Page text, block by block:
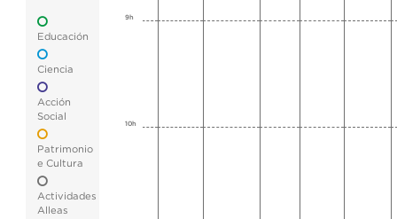
Educación
Ciencia
Acción
Social
Patrimonio
e Cultura
Actividades
Alleas
9h
10h